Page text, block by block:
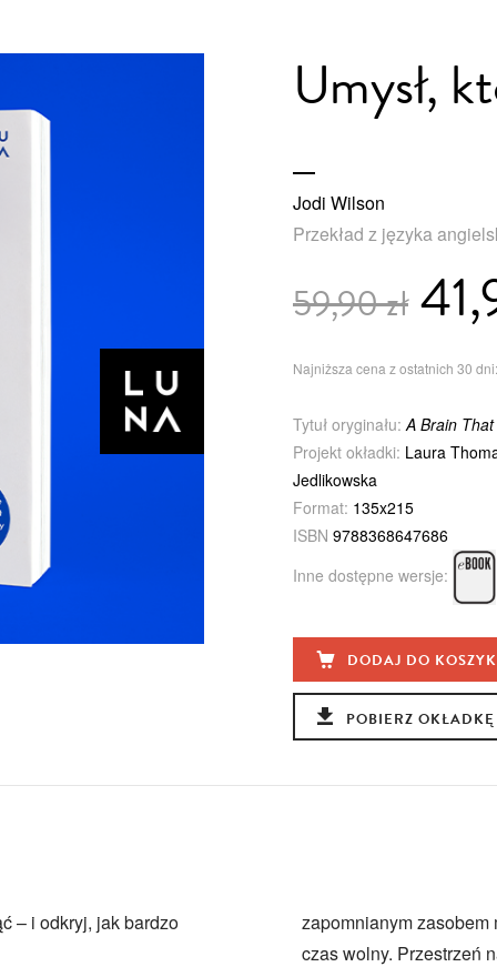
Umysł,
Jodi Wilson
Przekład z języka
59,90 zł
Najniższa cena z ostatnich 30
Tytuł oryginału: A Brain
Projekt okładki: Laura
Jedlikowska
Format: 135x215
ISBN 9788368647686
Inne dostępne wersje:
DODAJ DO
POBIERZ OKŁADKĘ
– i odkryj, jak bardzo
zapomnianym
czas wolny. Przestrzeń